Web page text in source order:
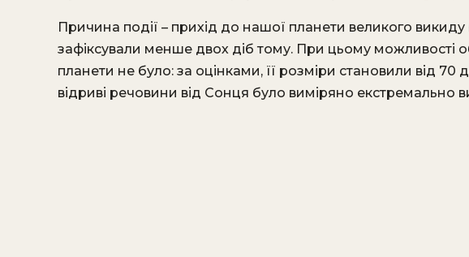
Причина події – прихід до нашої планети великого
зафіксували менше двох діб тому. При цьому можливості
планети не було: за оцінками, її розміри становили від 70
відриві речовини від Сонця було виміряно екстремально